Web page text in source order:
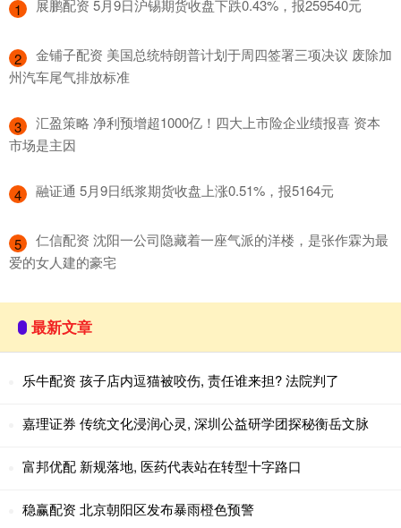
1 ​展鹏配资 5月9日沪锡期货收盘下跌0.43%，报259540元
2
​金铺子配资 美国总统特朗普计划于周四签署三项决议 废除加
州汽车尾气排放标准
3
​汇盈策略 净利预增超1000亿！四大上市险企业绩报喜 资本
市场是主因
4 ​融证通 5月9日纸浆期货收盘上涨0.51%，报5164元
5
​仁信配资 沈阳一公司隐藏着一座气派的洋楼，是张作霖为最
爱的女人建的豪宅
最新文章
乐牛配资 孩子店内逗猫被咬伤, 责任谁来担? 法院判了
嘉理证券 传统文化浸润心灵, 深圳公益研学团探秘衡岳文脉
富邦优配 新规落地, 医药代表站在转型十字路口
稳赢配资 北京朝阳区发布暴雨橙色预警